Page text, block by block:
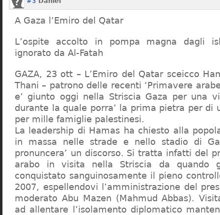
A Gaza l’Emiro del Qatar
L’ospite accolto in pompa magna dagli
ignorato da Al-Fatah
GAZA, 23 ott – L’Emiro del Qatar sceicco
Thani – patrono delle recenti ‘Primavere
e’ giunto oggi nella Striscia Gaza per una
durante la quale porra’ la prima pietra per di
per mille famiglie palestinesi.
La leadership di Hamas ha chiesto alla
in massa nelle strade e nello stadio di
pronuncera’ un discorso. Si tratta infatti del
arabo in visita nella Striscia da quando
conquistato sanguinosamente il pieno
2007, espellendovi l’amministrazione del
moderato Abu Mazen (Mahmud Abbas).
ad allentare l’isolamento diplomatico